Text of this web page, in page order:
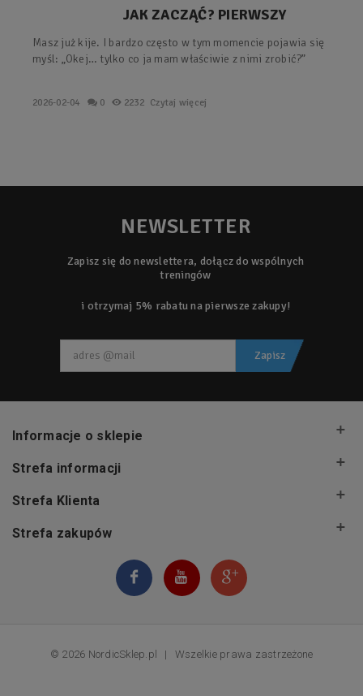
JAK ZACZĄĆ? PIERWSZY
PLAN KROK PO KROKU.
Masz już kije. I bardzo często w tym momencie pojawia się
myśl: „Okej… tylko co ja mam właściwie z nimi zrobić?”
2026-02-04 0 2232 Czytaj więcej
NEWSLETTER
Zapisz się do newslettera, dołącz do wspólnych
treningów
i otrzymaj 5% rabatu na pierwsze zakupy!
Zapisz
Informacje o sklepie
Strefa informacji
Strefa Klienta
Strefa zakupów
© 2026 NordicSklep.pl | Wszelkie prawa zastrzeżone